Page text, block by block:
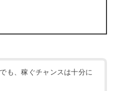
も、稼ぐチャンスは十分に